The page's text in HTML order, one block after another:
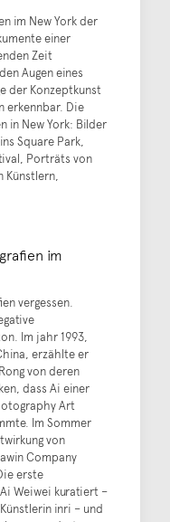
im New York der
einer
Zeit
Augen eines
der Konzeptkunst
erkennbar. Die
in New York: Bilder
Square Park,
Porträts von
Künstlern,
im
vergessen.
Im jahr 1993,
erzählte er
von deren
dass Ai einer
Art
Im Sommer
von
Company
erste
Weiwei kuratiert –
inri – und